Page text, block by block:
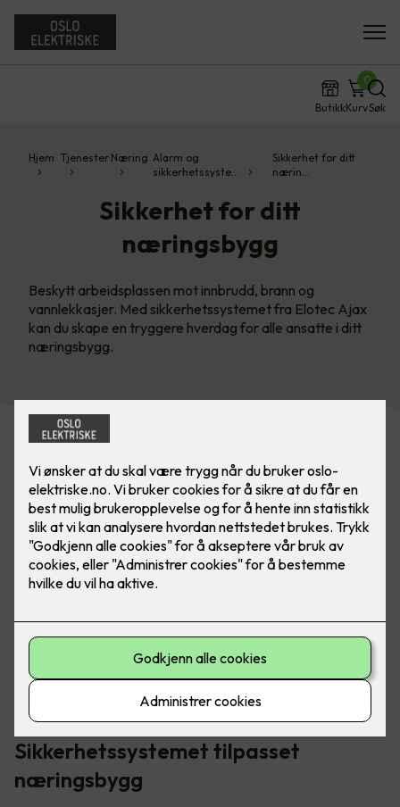
ButikkKurv
0
Søk
Hjem Tjenester Næring Alarm og
sikkerhetssyste…
Sikkerhet for ditt
nærin…
Sikkerhet for ditt
næringsbygg
Beskytt arbeidsplassen mot innbrudd, brann og
vannlekkasjer. Med sikkerhetssystemet fra Elotec Ajax
kan du skape en tryggere hverdag for alle ansatte i ditt
næringsbygg.
Elotec Ajax-systemet inneholder blant annet brannalarm,
vannalarm, innbruddsalarm, kameraovervåking og
Sikkerhetssystemet tilpasset
næringsbygg